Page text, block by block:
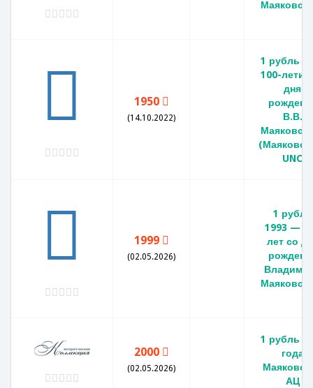
1950
(14.10.2022)
1 рубль
100-летие
дня
В.В.
UNC
1999
(02.05.2026)
1 рубль
1993 —
лет со
2000
(02.05.2026)
1 рубль
года
АЦ